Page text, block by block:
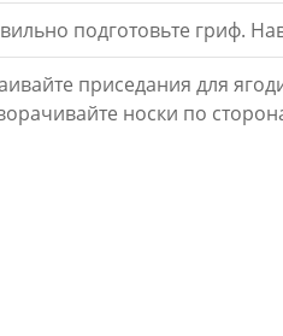
подготовьте гриф.
приседания для
носки по